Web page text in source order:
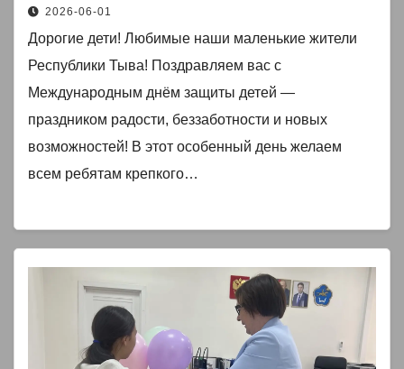
2026-06-01
Дорогие дети! Любимые наши маленькие жители
Республики Тыва! Поздравляем вас с
Международным днём защиты детей —
праздником радости, беззаботности и новых
возможностей! В этот особенный день желаем
всем ребятам крепкого…